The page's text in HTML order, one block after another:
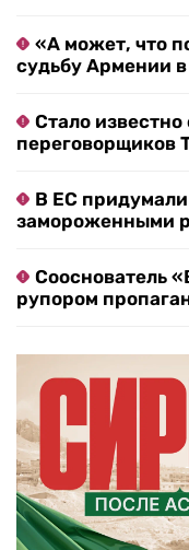
«А может, что
судьбу Армении
Стало
переговорщиков
В ЕС
замороженными
Сооснователь
рупором